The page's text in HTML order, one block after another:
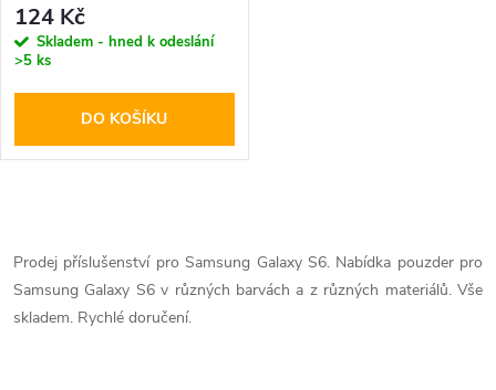
124 Kč
Skladem - hned k odeslání
>5 ks
DO KOŠÍKU
v
l
Prodej příslušenství pro Samsung Galaxy S6. Nabídka pouzder pro
Samsung Galaxy S6 v různých barvách a z různých materiálů. Vše
skladem. Rychlé doručení.